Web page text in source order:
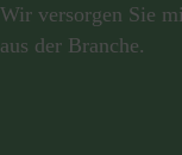
Wir versorgen Sie
aus der Branche.